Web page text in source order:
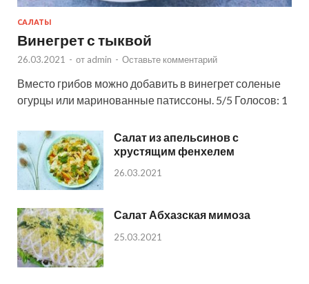
САЛАТЫ
Винегрет с тыквой
26.03.2021 - от admin - Оставьте комментарий
Вместо грибов можно добавить в винегрет соленые
огурцы или маринованные патиссоны. 5/5 Голосов: 1
Салат из апельсинов с
хрустящим фенхелем
26.03.2021
Салат Абхазская мимоза
25.03.2021